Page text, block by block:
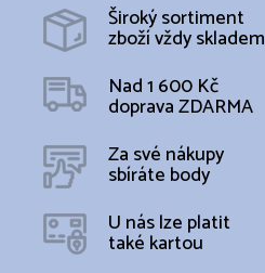
Široký sortiment
zboží vždy skladem
Nad 1 600 Kč
doprava ZDARMA
Za své nákupy
sbíráte body
U nás lze platit
také kartou